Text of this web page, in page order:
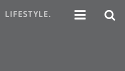
LIFESTYLE.